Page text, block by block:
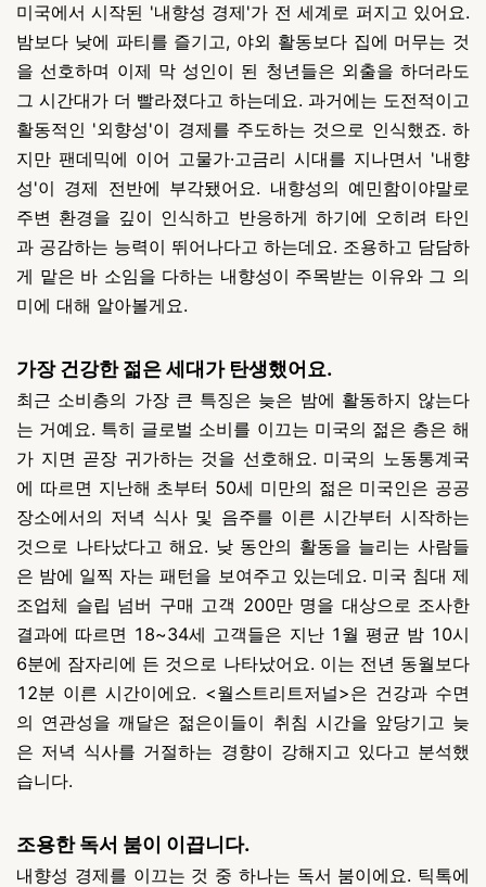
미국에서 시작된 '내향성 경제'가 전 세계로 퍼지고 있어요.
밤보다 낮에 파티를 즐기고, 야외 활동보다 집에 머무는 것
을 선호하며 이제 막 성인이 된 청년들은 외출을 하더라도
그 시간대가 더 빨라졌다고 하는데요. 과거에는 도전적이고
활동적인 '외향성'이 경제를 주도하는 것으로 인식했죠. 하
지만 팬데믹에 이어 고물가·고금리 시대를 지나면서 '내향
성'이 경제 전반에 부각됐어요. 내향성의 예민함이야말로
주변 환경을 깊이 인식하고 반응하게 하기에 오히려 타인
과 공감하는 능력이 뛰어나다고 하는데요. 조용하고 담담하
게 맡은 바 소임을 다하는 내향성이 주목받는 이유와 그 의
미에 대해 알아볼게요.
가장 건강한 젊은 세대가 탄생했어요.
최근 소비층의 가장 큰 특징은 늦은 밤에 활동하지 않는다
는 거예요. 특히 글로벌 소비를 이끄는 미국의 젊은 층은 해
가 지면 곧장 귀가하는 것을 선호해요. 미국의 노동통계국
에 따르면 지난해 초부터 50세 미만의 젊은 미국인은 공공
장소에서의 저녁 식사 및 음주를 이른 시간부터 시작하는
것으로 나타났다고 해요. 낮 동안의 활동을 늘리는 사람들
은 밤에 일찍 자는 패턴을 보여주고 있는데요. 미국 침대 제
조업체 슬립 넘버 구매 고객 200만 명을 대상으로 조사한
결과에 따르면 18~34세 고객들은 지난 1월 평균 밤 10시
6분에 잠자리에 든 것으로 나타났어요. 이는 전년 동월보다
12분 이른 시간이에요. <월스트리트저널>은 건강과 수면
의 연관성을 깨달은 젊은이들이 취침 시간을 앞당기고 늦
은 저녁 식사를 거절하는 경향이 강해지고 있다고 분석했
습니다.
조용한 독서 붐이 이끕니다.
내향성 경제를 이끄는 것 중 하나는 독서 붐이에요. 틱톡에